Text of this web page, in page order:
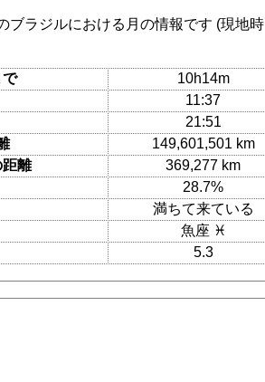
ブラジルにおける月の情報です (現地時
で
10h14m
11:37
21:51
149,601,501 km
距離
369,277 km
28.7%
満ちて来ている
魚座 ♓
5.3